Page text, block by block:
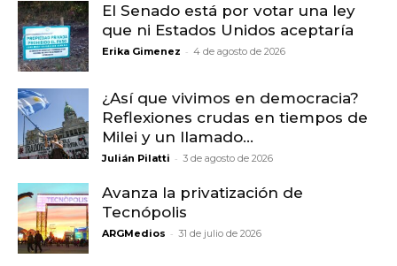
El Senado está por votar una ley
que ni Estados Unidos aceptaría
Erika Gimenez - 4 de agosto de 2026
¿Así que vivimos en democracia?
Reflexiones crudas en tiempos de
Milei y un llamado...
Julián Pilatti - 3 de agosto de 2026
Avanza la privatización de
Tecnópolis
ARGMedios - 31 de julio de 2026